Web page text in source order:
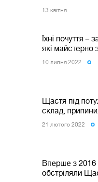
13 квiтня
Їхні почуття –
які
10 липня 2022
Щастя під
склад,
21 лютого 2022
Вперше з 2016
обстріляли